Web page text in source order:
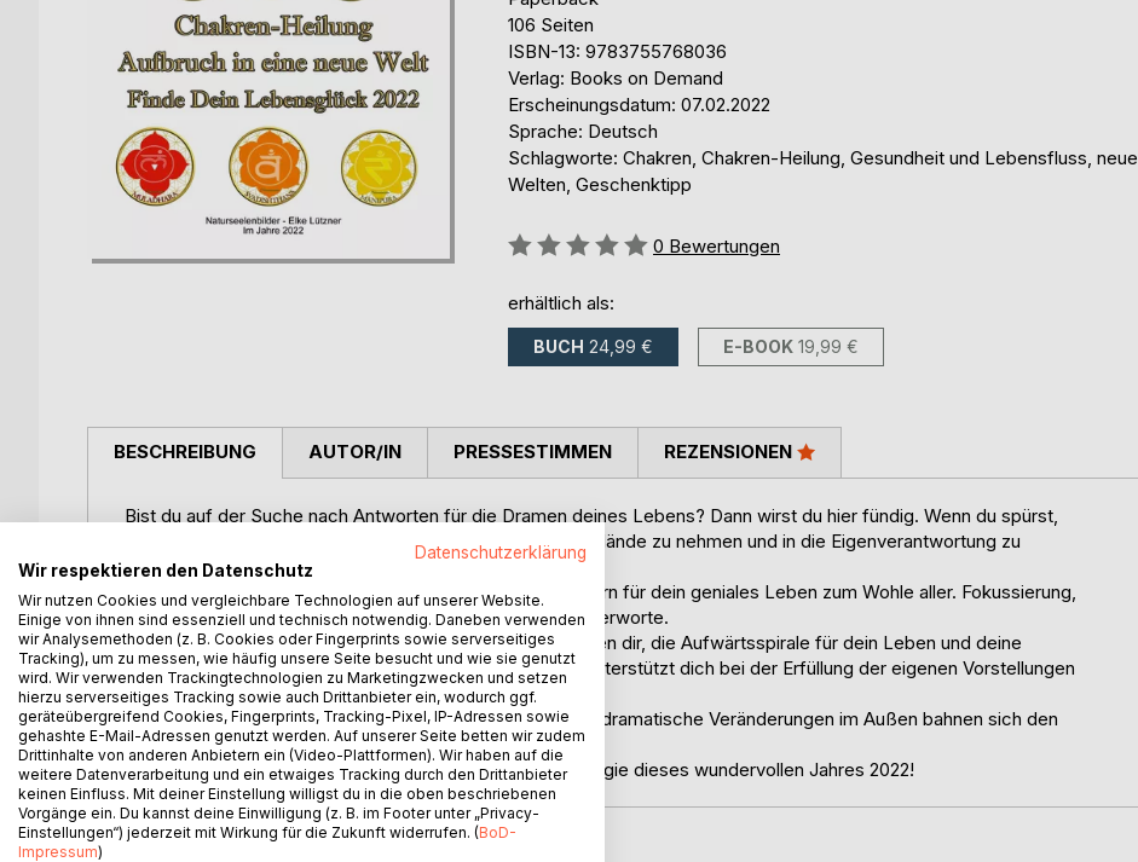
106 Seiten
ISBN-13: 9783755768036
Verlag: Books on Demand
Erscheinungsdatum: 07.02.2022
Sprache: Deutsch
Schlagworte: Chakren, Chakren-Heilung, Gesundheit und Lebensfluss, neue
Welten, Geschenktipp
Bewertung::
0 Bewertungen
erhältlich als:
BUCH 24,99 € E-BOOK 19,99 €
BESCHREIBUNG
Bist du auf der Suche nach Antworten für die Dramen deines Lebens? Dann wirst du hier fündig. Wenn du spürst,
dass es an der Zeit ist, das Leben wieder in die eigenen Hände zu nehmen und in die Eigenverantwortung zu
kommen, dann ist dies dein Buch!
Nutze die Energie des Jahres 2022 und lege ein Samenkorn für dein geniales Leben zum Wohle aller. Fokussierung,
Eigenverantwortung und Herzensliebe sind jetzt die Zauberworte.
Das Wissen über die Chakren und deren Wirkweisen helfen dir, die Aufwärtsspirale für dein Leben und deine
Gesundheit zu erklimmen. Die Energie des Jahres 2022 unterstützt dich bei der Erfüllung der eigenen Vorstellungen
und Wünsche, wenn diese aus deinem Herzen kommen.
In diesem Jahr sind für jeden Wunder möglich, aber auch dramatische Veränderungen im Außen bahnen sich den
Weg.
Nutze diese Zeit der wertvollen und unterstützenden Energie dieses wundervollen Jahres 2022!
AUTOR/IN PRESSESTIMMEN REZENSIONEN
Datenschutzerklärung
Wir respektieren den Datenschutz
Wir nutzen Cookies und vergleichbare Technologien auf unserer Website.
Einige von ihnen sind essenziell und technisch notwendig. Daneben verwenden
wir Analysemethoden (z. B. Cookies oder Fingerprints sowie serverseitiges
Tracking), um zu messen, wie häufig unsere Seite besucht und wie sie genutzt
wird. Wir verwenden Trackingtechnologien zu Marketingzwecken und setzen
hierzu serverseitiges Tracking sowie auch Drittanbieter ein, wodurch ggf.
geräteübergreifend Cookies, Fingerprints, Tracking-Pixel, IP-Adressen sowie
gehashte E-Mail-Adressen genutzt werden. Auf unserer Seite betten wir zudem
Drittinhalte von anderen Anbietern ein (Video-Plattformen). Wir haben auf die
weitere Datenverarbeitung und ein etwaiges Tracking durch den Drittanbieter
keinen Einfluss. Mit deiner Einstellung willigst du in die oben beschriebenen
Vorgänge ein. Du kannst deine Einwilligung (z. B. im Footer unter „Privacy-
Einstellungen“) jederzeit mit Wirkung für die Zukunft widerrufen. (BoD-
Impressum)